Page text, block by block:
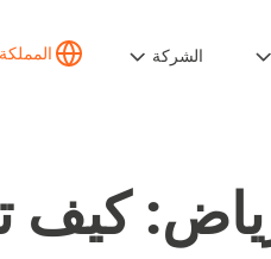
الشركة
كيف